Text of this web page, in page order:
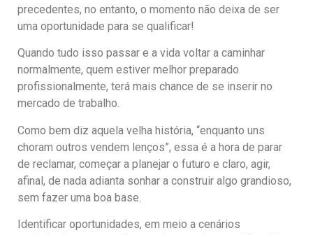
precedentes, no entanto, o momento não deixa de ser
uma oportunidade para se qualificar!
Quando tudo isso passar e a vida voltar a caminhar
normalmente, quem estiver melhor preparado
profissionalmente, terá mais chance de se inserir no
mercado de trabalho.
Como bem diz aquela velha história, “enquanto uns
choram outros vendem lenços”, essa é a hora de parar
de reclamar, começar a planejar o futuro e claro, agir,
afinal, de nada adianta sonhar a construir algo grandioso,
sem fazer uma boa base.
Identificar oportunidades, em meio a cenários